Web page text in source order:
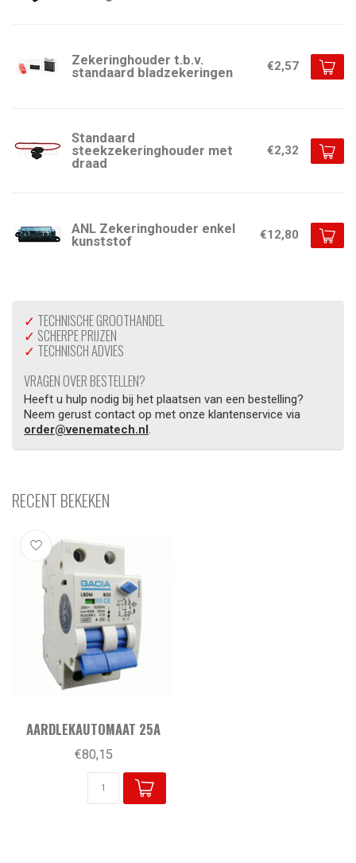
Zekeringhouder t.b.v.
standaard bladzekeringen
€2,57
Standaard
steekzekeringhouder met
draad
€2,32
ANL Zekeringhouder enkel
kunststof
€12,80
✓ TECHNISCHE GROOTHANDEL
✓ SCHERPE PRIJZEN
✓ TECHNISCH ADVIES
VRAGEN OVER BESTELLEN?
Heeft u hulp nodig bij het plaatsen van een bestelling?
Neem gerust contact op met onze klantenservice via
order@venematech.nl.
RECENT BEKEKEN
AARDLEKAUTOMAAT 25A
€80,15